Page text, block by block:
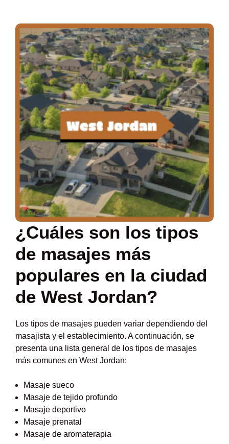
¿Cuáles son los tipos
de masajes más
populares en la ciudad
de West Jordan?
Los tipos de masajes pueden variar dependiendo del
masajista y el establecimiento. A continuación, se
presenta una lista general de los tipos de masajes
más comunes en West Jordan:
Masaje sueco
Masaje de tejido profundo
Masaje deportivo
Masaje prenatal
Masaje de aromaterapia